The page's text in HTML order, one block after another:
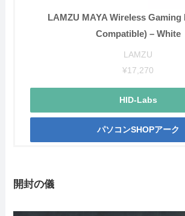
LAMZU MAYA Wireless Gaming
Compatible) – White
LAMZU
¥17,270
HID-Labs
パソコンSHOPアーク
開封の儀